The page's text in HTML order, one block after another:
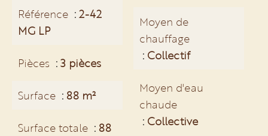
Référence
2-42
MG LP
Pièces 3 pièces
Surface 88 m²
Surface totale
88
Moyen de
chauffage
Collectif
Moyen d'eau
chaude
Collective